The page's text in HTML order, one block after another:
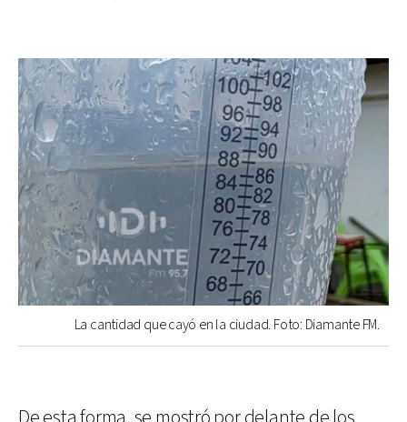
La cantidad que cayó en la ciudad. Foto: Diamante FM.